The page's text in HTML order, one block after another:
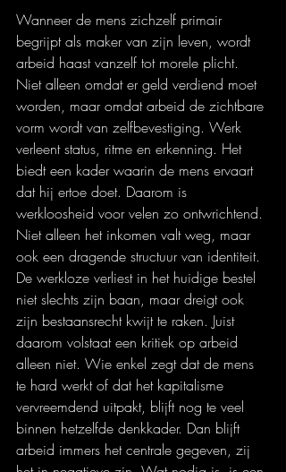
Wanneer de mens zichzelf primair
begrijpt als maker van zijn leven, wordt
arbeid haast vanzelf tot morele plicht.
Niet alleen omdat er geld verdiend moet
worden, maar omdat arbeid de zichtbare
vorm wordt van zelfbevestiging. Werk
verleent status, ritme en erkenning. Het
biedt een kader waarin de mens ervaart
dat hij ertoe doet. Daarom is
werkloosheid voor velen zo ontwrichtend.
Niet alleen het inkomen valt weg, maar
ook een dragende structuur van identiteit.
De werkloze verliest in het huidige bestel
niet slechts zijn baan, maar dreigt ook
zijn bestaansrecht kwijt te raken. Juist
daarom volstaat een kritiek op arbeid
alleen niet. Wie enkel zegt dat de mens
te hard werkt of dat het kapitalisme
vervreemdend uitpakt, blijft nog te veel
binnen hetzelfde denkkader. Dan blijft
arbeid immers het centrale gegeven, zij